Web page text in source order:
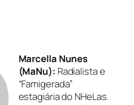
Marcella Nunes
(MaNu): Radialista e
“Famigerada”
estagiária do NHeLas.